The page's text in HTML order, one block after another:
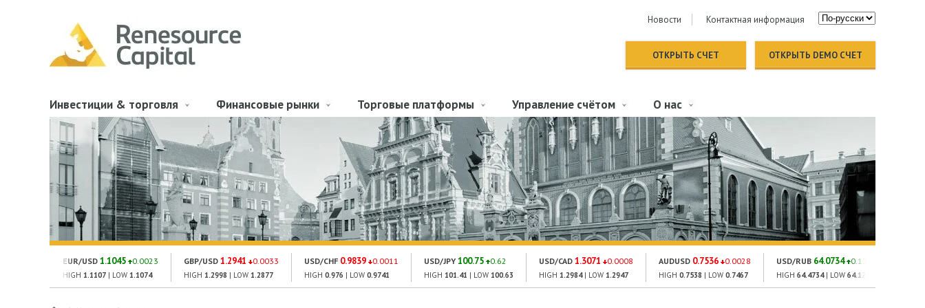
Новости Контактная информация
ОТКРЫТЬ СЧЕТ ОТКРЫТЬ DEMO СЧЕТ
Инвестиции & торговля Финансовые рынки Торговые платформы Управление счётом О нас
EUR/USD 1.1045 0.0023
HIGH 1.1107 | LOW 1.1074
GBP/USD 1.2941 0.0033
HIGH 1.2998 | LOW 1.2877
USD/CHF 0.9839 0.0011
HIGH 0.976 | LOW 0.9741
USD/JPY 100.75 0.62
HIGH 101.41 | LOW 100.63
USD/CAD 1.3071 0.0008
HIGH 1.2984| LOW 1.2947
AUDUSD 0.7536 0.0028
HIGH 0.7538 | LOW 0.7467
USD/RUB 64.0734 0.1385
HIGH 64.4734| LOW 64.1284